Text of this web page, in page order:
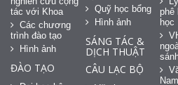
tác với Khoa
Các chương
trình đào tạo
Hình ảnh
ĐÀO TẠO
Quỹ học bổng
Hình ảnh
SÁNG TÁC &
DỊCH THUẬT
CÂU LẠC BỘ
phê
học
Nam